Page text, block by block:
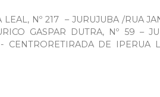
Nº 217 – JURUJUBA /RUA
GASPAR DUTRA, Nº 59 –
DE IPERUA